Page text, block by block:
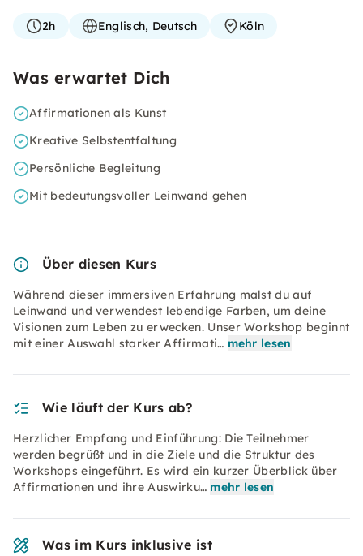
2h Englisch, Deutsch Köln
Was erwartet Dich
Affirmationen als Kunst
Kreative Selbstentfaltung
Persönliche Begleitung
Mit bedeutungsvoller Leinwand gehen
Über diesen Kurs
Während dieser immersiven Erfahrung malst du auf
Leinwand und verwendest lebendige Farben, um deine
Visionen zum Leben zu erwecken. Unser Workshop beginnt
mit einer Auswahl starker Affirmati… mehr lesen
Wie läuft der Kurs ab?
Herzlicher Empfang und Einführung: Die Teilnehmer
werden begrüßt und in die Ziele und die Struktur des
Workshops eingeführt. Es wird ein kurzer Überblick über
Affirmationen und ihre Auswirku… mehr lesen
Was im Kurs inklusive ist